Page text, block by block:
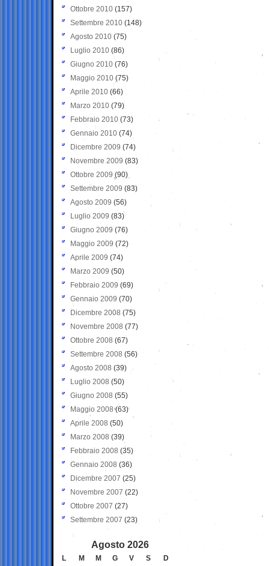
Ottobre 2010 (157)
Settembre 2010 (148)
Agosto 2010 (75)
Luglio 2010 (86)
Giugno 2010 (76)
Maggio 2010 (75)
Aprile 2010 (66)
Marzo 2010 (79)
Febbraio 2010 (73)
Gennaio 2010 (74)
Dicembre 2009 (74)
Novembre 2009 (83)
Ottobre 2009 (90)
Settembre 2009 (83)
Agosto 2009 (56)
Luglio 2009 (83)
Giugno 2009 (76)
Maggio 2009 (72)
Aprile 2009 (74)
Marzo 2009 (50)
Febbraio 2009 (69)
Gennaio 2009 (70)
Dicembre 2008 (75)
Novembre 2008 (77)
Ottobre 2008 (67)
Settembre 2008 (56)
Agosto 2008 (39)
Luglio 2008 (50)
Giugno 2008 (55)
Maggio 2008(63)
Aprile 2008 (50)
Marzo 2008 (39)
Febbraio 2008 (35)
Gennaio 2008 (36)
Dicembre 2007 (25)
Novembre 2007 (22)
Ottobre 2007 (27)
Settembre 2007 (23)
Agosto 2026
L M M G V S
D